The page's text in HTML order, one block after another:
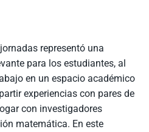
representó una
para los estudiantes, al
en un espacio académico
experiencias con pares de
con investigadores
matemática. En este